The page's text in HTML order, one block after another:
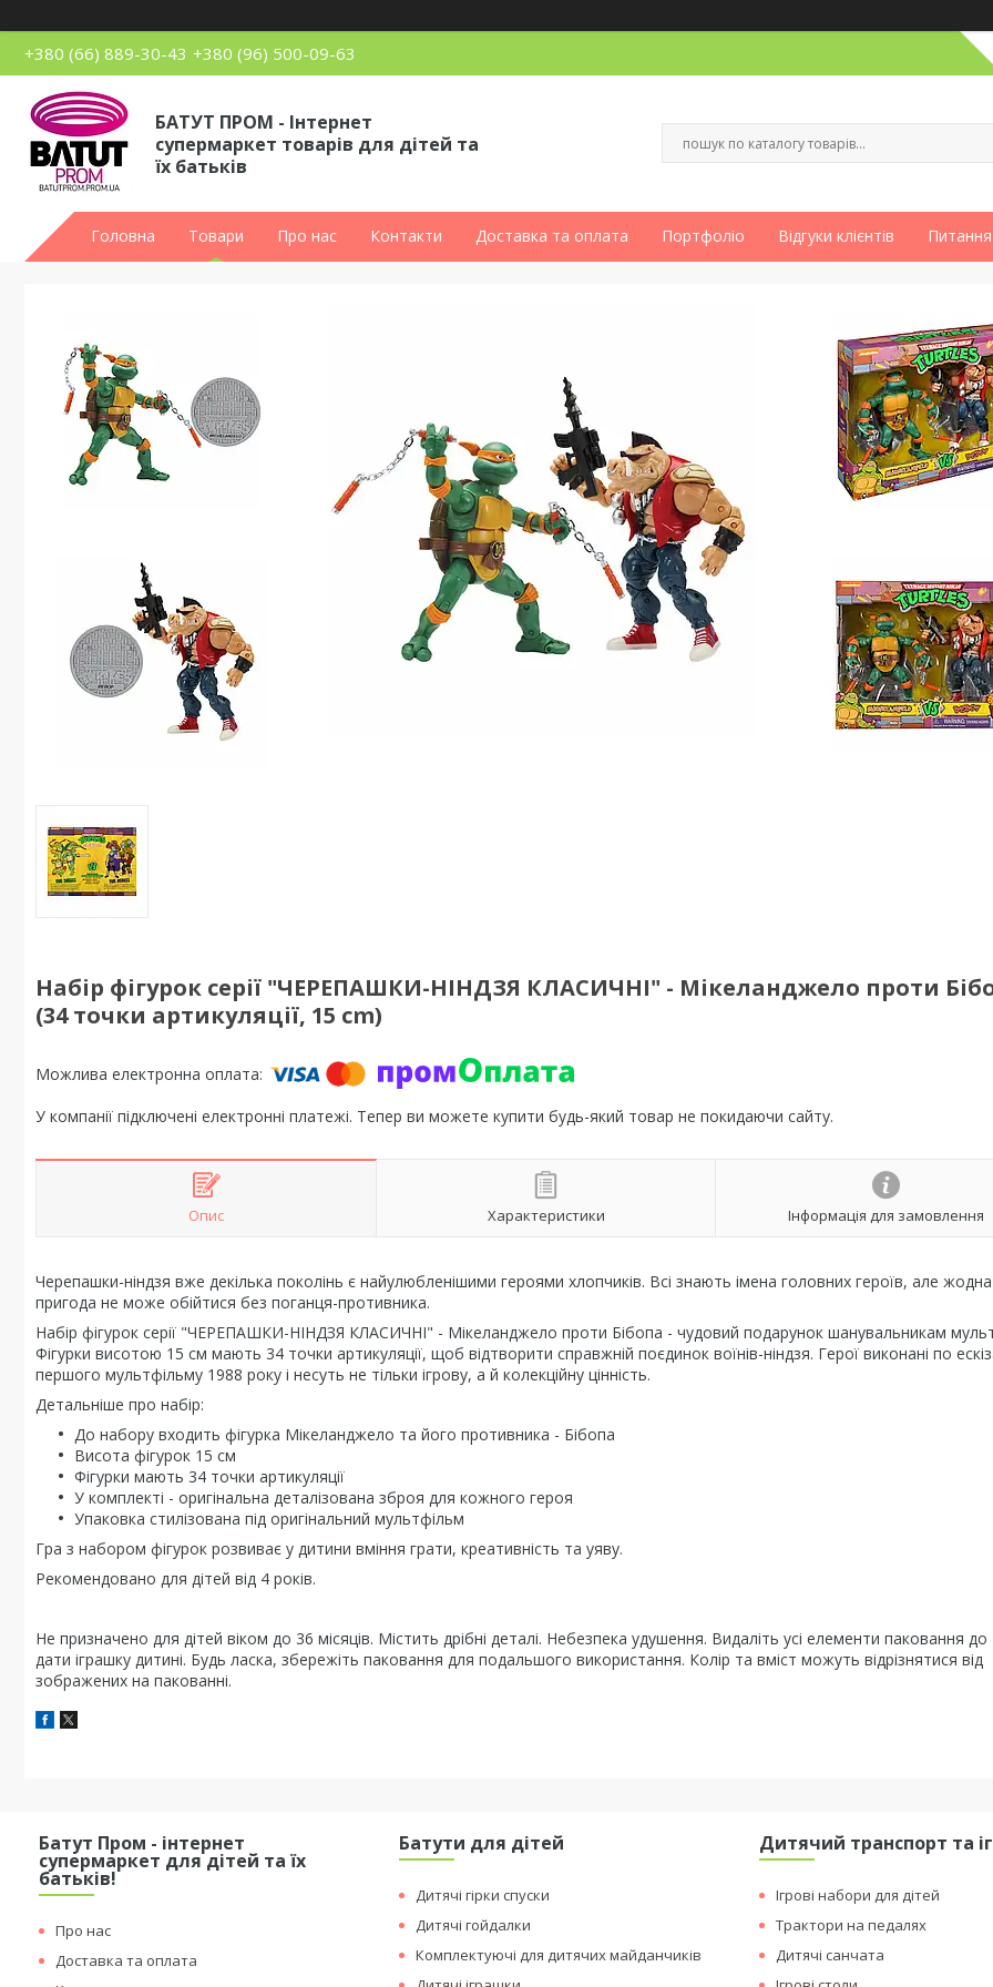
+380 (66) 889-30-43 +380 (96) 500-09-63
БАТУТ ПРОМ - Інтернет
супермаркет товарів для дітей та
їх батьків
Головна Товари Про нас Контакти Доставка та оплата Портфоліо Відгуки клієнтів Питання
Набір фігурок серії "ЧЕРЕПАШКИ-НІНДЗЯ КЛАСИЧНІ" - Мікеланджело проти
(34 точки артикуляції, 15 cm)
У компанії підключені електронні платежі. Тепер ви можете купити будь-який товар не покидаючи сайту.
Опис Характеристики Інформація для замовлення
Черепашки-ніндзя вже декілька поколінь є найулюбленішими героями хлопчиків. Всі знають імена головних героїв, але жодна
пригода не може обійтися без поганця-противника.
Набір фігурок серії "ЧЕРЕПАШКИ-НІНДЗЯ КЛАСИЧНІ" - Мікеланджело проти Бібопа - чудовий подарунок шанувальникам
Фігурки висотою 15 см мають 34 точки артикуляції, щоб відтворити справжній поєдинок воїнів-ніндзя. Герої виконані по
першого мультфільму 1988 року і несуть не тільки ігрову, а й колекційну цінність.
Детальніше про набір:
До набору входить фігурка Мікеланджело та його противника - Бібопа
Висота фігурок 15 см
Фігурки мають 34 точки артикуляції
У комплекті - оригінальна деталізована зброя для кожного героя
Упаковка стилізована під оригінальний мультфільм
Гра з набором фігурок розвиває у дитини вміння грати, креативність та уяву.
Рекомендовано для дітей від 4 років.
Не призначено для дітей віком до 36 місяців. Містить дрібні деталі. Небезпека удушення. Видаліть усі елементи паковання
дати іграшку дитині. Будь ласка, збережіть паковання для подальшого використання. Колір та вміст можуть відрізнятися від
зображених на пакованні.
Батут Пром - інтернет
супермаркет для дітей та їх
батьків!
Про нас
Доставка та оплата
Батути для дітей
Дитячі гірки спуски
Дитячі гойдалки
Комплектуючі для дитячих майданчиків
Дитячий транспорт та
Ігрові набори для дітей
Трактори на педалях
Дитячі санчата